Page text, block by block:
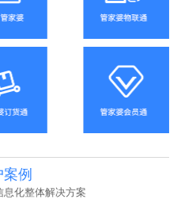
例
息化整体解决方案